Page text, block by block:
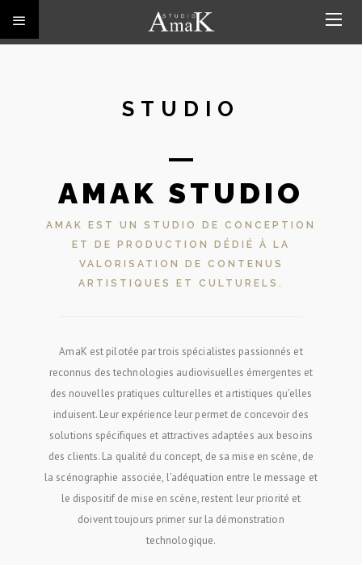
STUDIO
AMAK STUDIO
AMAK EST UN STUDIO DE CONCEPTION
ET DE PRODUCTION DÉDIÉ À LA
VALORISATION DE CONTENUS
ARTISTIQUES ET CULTURELS.
AmaK est pilotée par trois spécialistes passionnés et
reconnus des technologies audiovisuelles émergentes et
des nouvelles pratiques culturelles et artistiques qu’elles
induisent. Leur expérience leur permet de concevoir des
solutions spécifiques et attractives adaptées aux besoins
des clients. La qualité du concept, de sa mise en scène, de
la scénographie associée, l’adéquation entre le message et
le dispositif de mise en scène, restent leur priorité et
doivent toujours primer sur la démonstration
technologique.